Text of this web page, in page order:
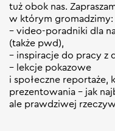
tuż obok nas.
w którym gromadzimy:
– video-poradniki dla
(także pwd),
– inspiracje do pracy z
– lekcje pokazowe
i społeczne reportaże,
prezentowania – jak
ale prawdziwej